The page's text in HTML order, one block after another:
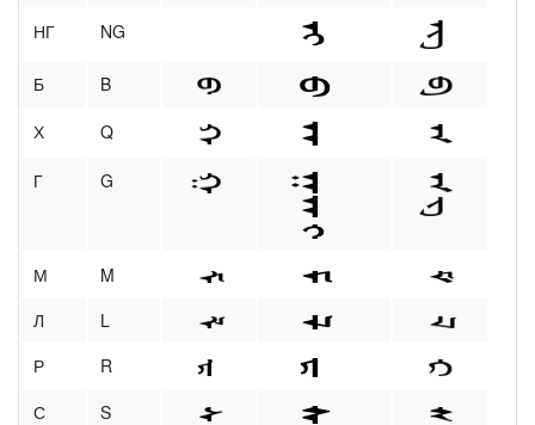
НГ NG
Б
B
Х
Q
Г G
М
M
Л
L
Р
R
С
S